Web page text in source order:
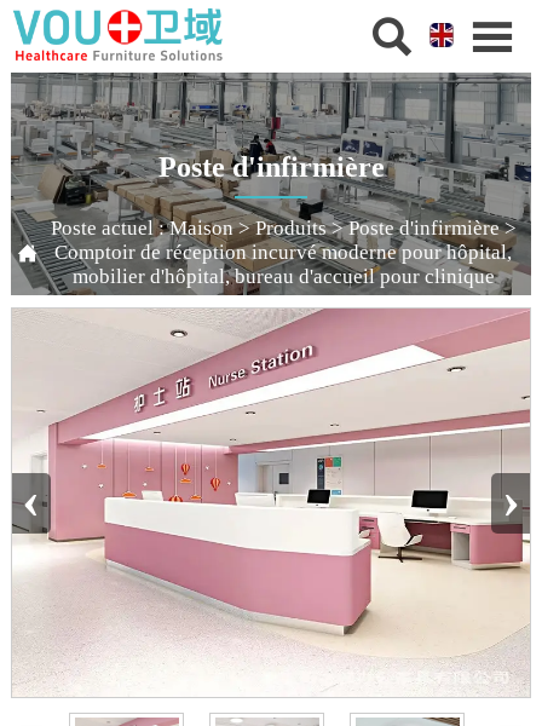
 
Poste d'infirmière

Poste actuel :Maison>Produits>Poste d'infirmière>
Comptoir de réception incurvé moderne pour hôpital,
mobilier d'hôpital, bureau d'accueil pour clinique
‹ ›